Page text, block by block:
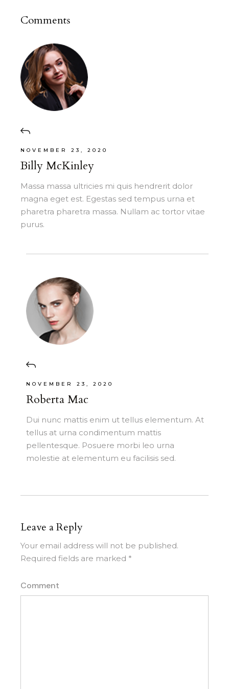
Comments
NOVEMBER 23, 2020
Billy McKinley
Massa massa ultricies mi quis hendrerit dolor
magna eget est. Egestas sed tempus urna et
pharetra pharetra massa. Nullam ac tortor vitae
purus.
NOVEMBER 23, 2020
Roberta Mac
Dui nunc mattis enim ut tellus elementum. At
tellus at urna condimentum mattis
pellentesque. Posuere morbi leo urna
molestie at elementum eu facilisis sed.
Leave a Reply
Your email address will not be published.
Required fields are marked *
Comment